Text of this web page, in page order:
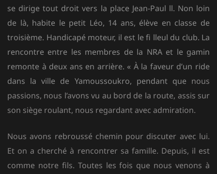
se dirige tout droit vers la place Jean-Paul ll. Non loin
de là, habite le petit Léo, 14 ans, élève en classe de
troisième. Handicapé moteur, il est le fi lleul du club. La
rencontre entre les membres de la NRA et le gamin
remonte à deux ans en arrière. « À la faveur d’un ride
dans la ville de Yamoussoukro, pendant que nous
passions, nous l’avons vu au bord de la route, assis sur
son siège roulant, nous regardant avec admiration.
Nous avons rebroussé chemin pour discuter avec lui.
Et on a cherché à rencontrer sa famille. Depuis, il est
comme notre fils. Toutes les fois que nous venons à